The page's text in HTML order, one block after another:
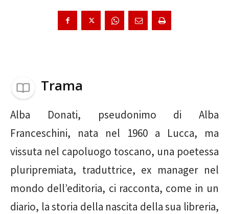
Trama
Alba Donati, pseudonimo di Alba
Franceschini, nata nel 1960 a Lucca, ma
vissuta nel capoluogo toscano, una poetessa
pluripremiata, traduttrice, ex manager nel
mondo dell’editoria, ci racconta, come in un
diario, la storia della nascita della sua libreria,